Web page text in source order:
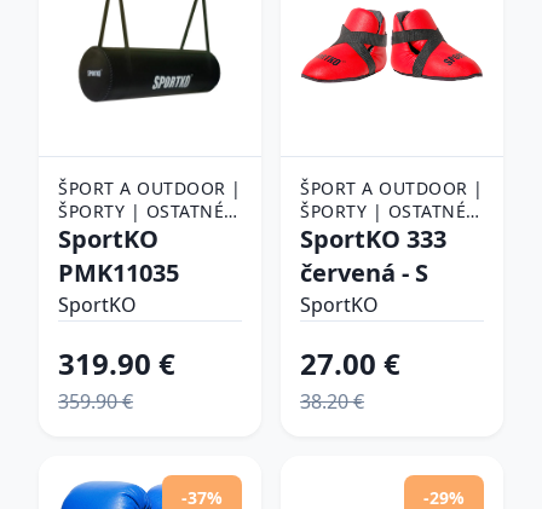
ŠPORT A OUTDOOR |
ŠPORTY | OSTATNÉ
ŠPORTY | BOJOVÉ
ŠPORTY | BOX |
BOXOVACIE VRECIA A
HRUŠKY
SportKO
PMK11035
SportKO
319.90 €
359.90 €
ŠPORT A OUTDOOR |
ŠPORTY | OSTATNÉ
ŠPORTY | BOJOVÉ
ŠPORTY | BOX |
BOXERSKÉ
CHRÁNIČE
SportKO 333
červená - S
SportKO
27.00 €
38.20 €
-37% -29%